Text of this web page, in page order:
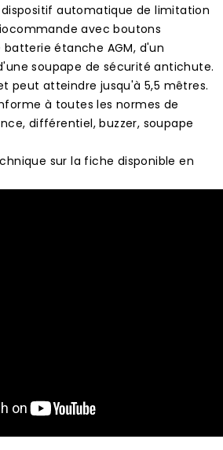
dispositif automatique de limitation
avec boutons
étanche AGM, d'un
soupape de sécurité antichute.
peut atteindre jusqu'à 5,5 mêtres.
à toutes les normes de
différentiel, buzzer, soupape
sur la fiche disponible en